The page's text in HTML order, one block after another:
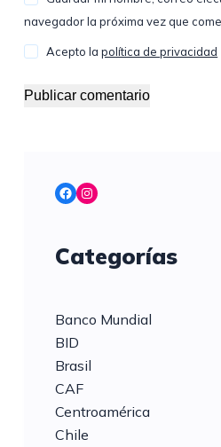
navegador la próxima vez que
Acepto lapolítica de privacidad
Publicar comentario
Facebook
Instagram
Categorías
Banco Mundial
BID
Brasil
CAF
Centroamérica
Chile